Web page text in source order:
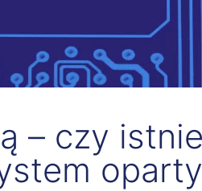
– czy